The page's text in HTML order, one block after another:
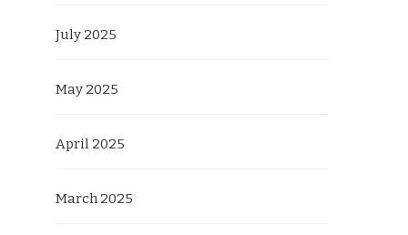
July 2025
May 2025
April 2025
March 2025